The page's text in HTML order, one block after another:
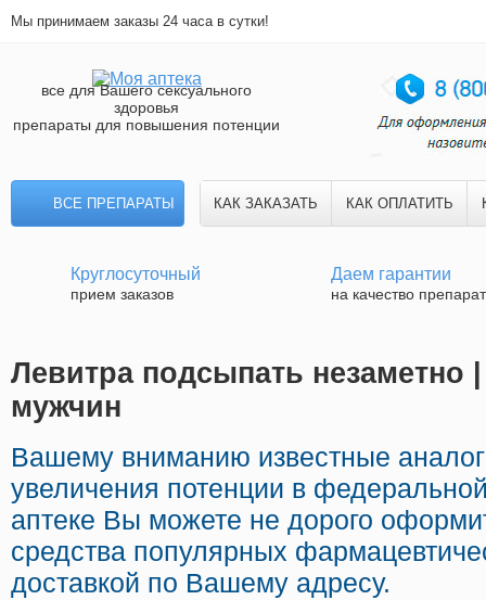
Мы принимаем заказы 24 часа в сутки!
все для Вашего сексуального
здоровья
препараты для повышения потенции
ВСЕ ПРЕПАРАТЫ КАК ЗАКАЗАТЬ КАК ОПЛАТИТЬ
Круглосуточный
прием заказов
Даем гарантии
на качество
Левитра подсыпать незаметно
мужчин
Вашему вниманию известные
увеличения потенции в
аптеке Вы можете не дорого
средства популярных
доставкой по Вашему адресу.